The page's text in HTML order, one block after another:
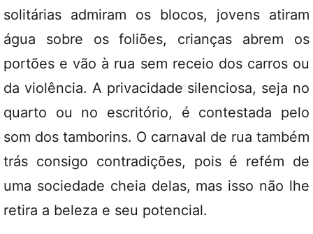
solitárias admiram os blocos, jovens atiram
água sobre os foliões, crianças abrem os
portões e vão à rua sem receio dos carros ou
da violência. A privacidade silenciosa, seja no
quarto ou no escritório, é contestada pelo
som dos tamborins. O carnaval de rua também
trás consigo contradições, pois é refém de
uma sociedade cheia delas, mas isso não lhe
retira a beleza e seu potencial.